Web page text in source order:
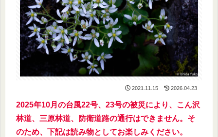
2021.11.15 2026.04.23
2025年10月の台風22号、23号の被災により、こん沢
林道、三原林道、防衛道路の通行はできません。そ
のため、下記は読み物としてお楽しみください。